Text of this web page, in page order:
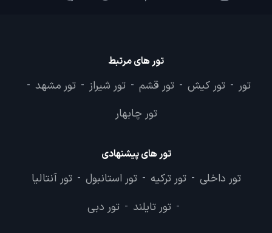
تور های مرتبط
تور - تور کیش - تور قشم - تور شیراز - تور مشهد -
تور چابهار
تور های پیشنهادی
تور داخلی - تور ترکیه - تور استانبول - تور آنتالیا
- تور تایلند - تور دبی